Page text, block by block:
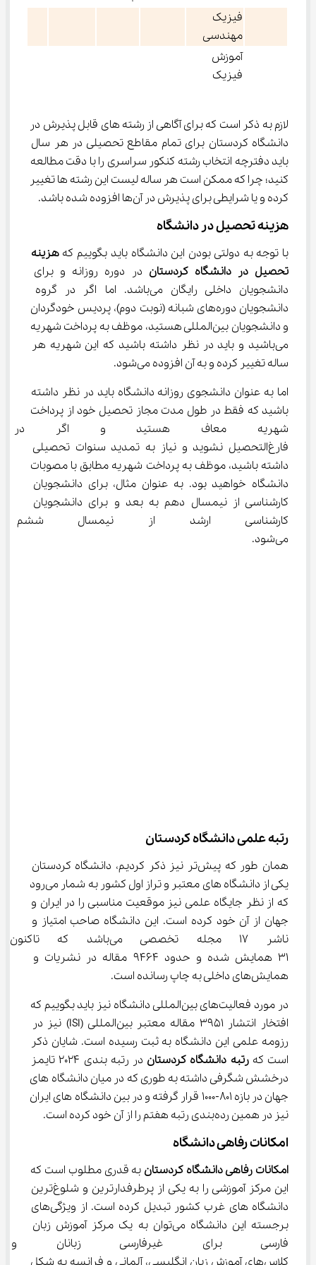
فیزیک
مهندسی
آموزش
فیزیک
لازم به ذکر است که برای آگاهی از رشته های قابل پذیرش در
دانشگاه کردستان برای تمام مقاطع تحصیلی در هر سال
باید دفترچه انتخاب رشته کنکور سراسری را با دقت مطالعه
کنید؛ چرا که ممکن است هر ساله لیست این رشته ها تغییر
کرده و یا شرایطی برای پذیرش در آن‌ها افزوده شده باشد.
هزینه تحصیل در دانشگاه
با توجه به دولتی بودن این دانشگاه باید بگوییم که هزینه
تحصیل در دانشگاه کردستان در دوره روزانه و برای
دانشجویان داخلی رایگان می‌باشد. اما اگر در گروه
دانشجویان دوره‌های شبانه (نوبت دوم)، پردیس خودگردان
و دانشجویان بین‌المللی هستید، موظف به پرداخت شهریه
می‌باشید و باید در نظر داشته باشید که این شهریه هر
ساله تغییر کرده و به آن افزوده می‌شود.
اما به عنوان دانشجوی روزانه دانشگاه باید در نظر داشته
باشید که فقط در طول مدت مجاز تحصیل خود از پرداخت
شهریه معاف هستید و اگر در
فارغ‌التحصیل نشوید و نیاز به تمدید سنوات تحصیلی
داشته باشید، موظف به پرداخت شهریه مطابق با مصوبات
دانشگاه خواهید بود. به عنوان مثال، برای دانشجویان
کارشناسی از نیمسال دهم به بعد و برای دانشجویان
کارشناسی ارشد از نیمسال
می‌شود.
رتبه علمی دانشگاه کردستان
همان طور که پیش‌تر نیز ذکر کردیم، دانشگاه کردستان
یکی از دانشگاه‌ های معتبر و تراز اول کشور به شمار می‌رود
که از نظر جایگاه علمی نیز موقعیت مناسبی را در ایران و
جهان از آن خود کرده است. این دانشگاه صاحب امتیاز و
ناشر 17 مجله تخصصی
31 همایش شده و حدود 9464 مقاله در نشریات و
همایش‌های داخلی به چاپ رسانده است.
در مورد فعالیت‌های بین‌المللی دانشگاه نیز باید بگوییم که
افتخار انتشار 3951 مقاله معتبر بین‌المللی (ISI) نیز در
رزومه علمی این دانشگاه به ثبت رسیده است. شایان ذکر
است که رتبه دانشگاه کردستان
در رتبه بندی 2024 تایمز
درخشش شگرفی داشته به طوری که در میان دانشگاه های
جهان در بازه 801-1000 قرار گرفته و در بین دانشگاه های ایران
نیز در همین رده‌بندی رتبه هفتم را از آن خود کرده است.
امکانات رفاهی دانشگاه
امکانات رفاهی دانشگاه کردستان به قدری مطلوب است که
این مرکز آموزشی را به یکی از پرطرفدارترین و شلوغ‌ترین
دانشگاه های غرب کشور تبدیل کرده است. از ویژگی‌های
برجسته این دانشگاه می‌توان به یک مرکز آموزش زبان
فارسی برای غیرفارسی زبانان